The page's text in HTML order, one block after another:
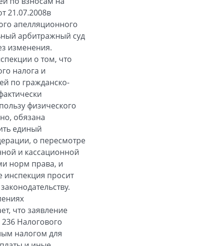
21.07.2008в
апелляционного
арбитражный суд
изменения.
о том, что
налога и
по гражданско-
физического
обязана
единый
о пересмотре
и кассационной
норм права, и
инспекция просит
что заявление
Налогового
налогом для